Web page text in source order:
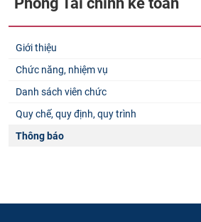
Giới thiệu
Chức năng, nhiệm vụ
Danh sách viên chức
Quy chế, quy định, quy trình
Thông báo